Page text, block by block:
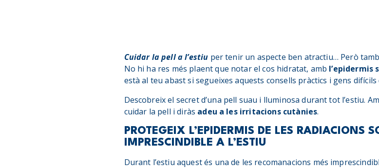
Cuidar la pell a l’estiu per tenir un aspecte ben atractiu… Però
No hi ha res més plaent que notar el cos hidratat, amb l’epidermis
està al teu abast si segueixes aquests consells pràctics i gens difícils
Descobreix el secret d’una pell suau i lluminosa durant tot l’estiu.
cuidar la pell i diràs adeu a les irritacions cutànies.
PROTEGEIX L’EPIDERMIS DE LES RADIACIONS
IMPRESCINDIBLE A L’ESTIU
Durant l’estiu aquest és una de les recomanacions més